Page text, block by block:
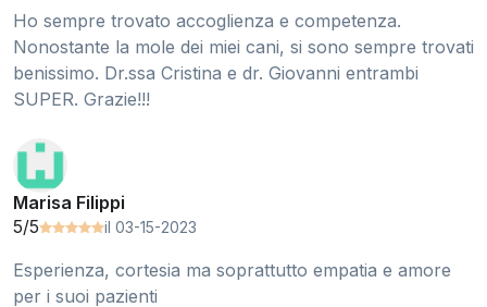
Ho sempre trovato accoglienza e competenza.
Nonostante la mole dei miei cani, si sono sempre trovati
benissimo. Dr.ssa Cristina e dr. Giovanni entrambi
SUPER. Grazie!!!
Marisa Filippi
5/5
il 03-15-2023
Esperienza, cortesia ma soprattutto empatia e amore
per i suoi pazienti